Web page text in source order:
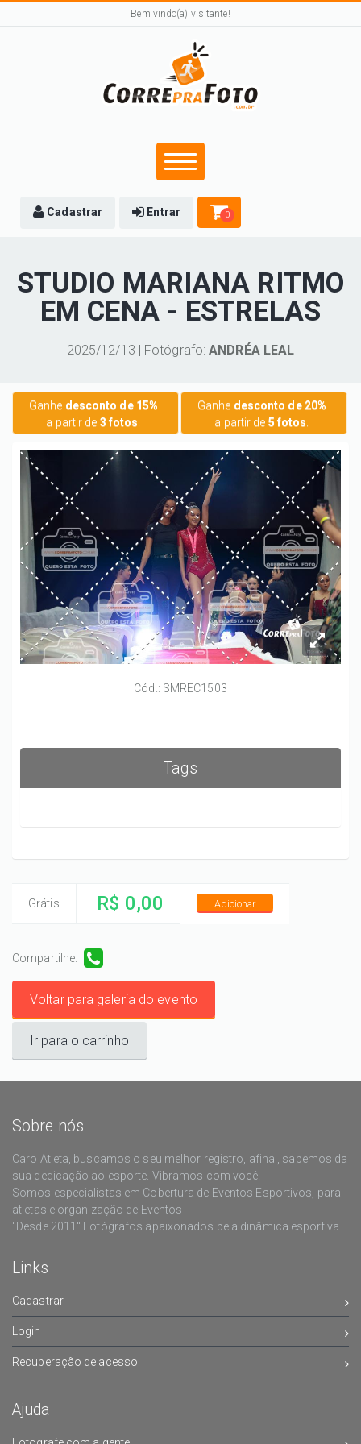
Bem vindo(a) visitante!
Cadastrar Entrar 0
STUDIO MARIANA RITMO
EM CENA - ESTRELAS
2025/12/13 | Fotógrafo:ANDRÉA LEAL
Ganhe desconto de 15%
a partir de 3 fotos
Ganhe desconto de 20%
a partir de 5 fotos
Cód.: SMREC1503
Tags
Grátis R$ 0,00 Adicionar
Compartilhe:
Voltar para galeria do evento
Ir para o carrinho
Sobre nós
Caro Atleta, buscamos o seu melhor registro, afinal, sabemos da
sua dedicação ao esporte. Vibramos com você!
Somos especialistas em Cobertura de Eventos Esportivos, para
atletas e organização de Eventos
"Desde 2011" Fotógrafos apaixonados pela dinâmica esportiva.
Links
Cadastrar
Login
Recuperação de acesso
Ajuda